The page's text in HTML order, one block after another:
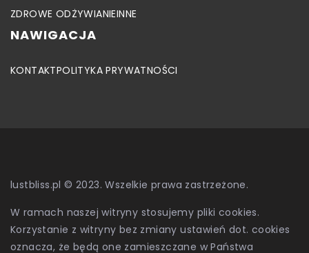
ZDROWE ODŻYWIANIEINNE
NAWIGACJA
KONTAKTPOLITYKA PRYWATNOŚCI
lustbliss.pl © 2023. Wszelkie prawa zastrzeżone.
W ramach naszej witryny stosujemy pliki cookies.
Korzystanie z witryny bez zmiany ustawień dot. cookies
oznacza, że będą one zamieszczane w Państwa